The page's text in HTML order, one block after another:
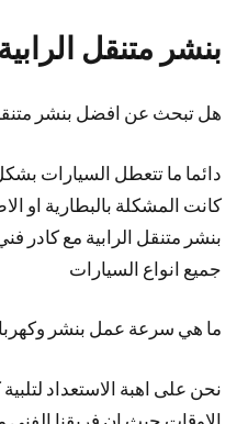
بنشر متنقل الرابية
هل تبحث عن افضل بنشر متنقل
دائما ما تتعطل السيارات
كانت المشكلة بالبطارية او
بنشر متنقل الرابية مع كادر
جميع انواع السيارات
ما هي سرعة عمل بنشر
نحن على اهبة الاستعداد
الاوقات حيث ان فريقنا الفني